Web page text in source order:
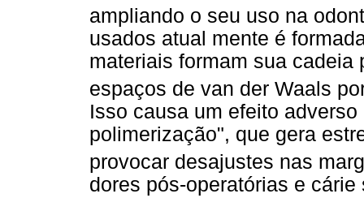
ampliando o seu uso na
usados atual mente é
materiais formam sua
espaços de van der Waals
Isso causa um efeito
polimerização", que gera
provocar desajustes nas
dores pós-operatórias e